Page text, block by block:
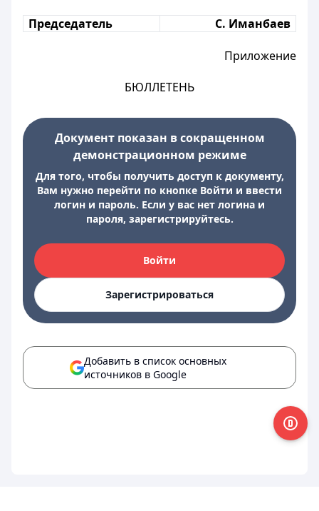
Председатель С. Иманбаев
Приложение
БЮЛЛЕТЕНЬ
Документ показан в сокращенном
демонстрационном режиме
Для того, чтобы получить доступ к документу,
Вам нужно перейти по кнопке Войти и ввести
логин и пароль. Если у вас нет логина и
пароля, зарегистрируйтесь.
Войти
Зарегистрироваться
Добавить в список основных
источников в Google